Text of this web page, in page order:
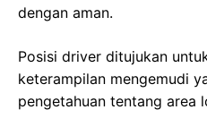
dengan aman.
Posisi driver ditujukan
keterampilan mengemudi
pengetahuan tentang area